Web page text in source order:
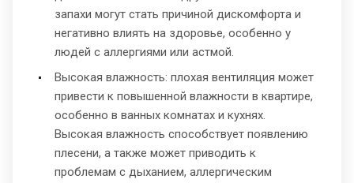
запахи могут стать причиной дискомфорта и
негативно влиять на здоровье, особенно у
людей с аллергиями или астмой.
Высокая влажность: плохая вентиляция может
привести к повышенной влажности в квартире,
особенно в ванных комнатах и кухнях.
Высокая влажность способствует появлению
плесени, а также может приводить к
проблемам с дыханием, аллергическим